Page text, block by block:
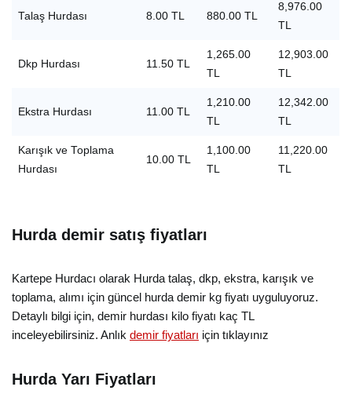
Talaş Hurdası 8.00 TL 880.00 TL
8,976.00
TL
Dkp Hurdası 11.50 TL
1,265.00
TL
12,903.00
TL
Ekstra Hurdası 11.00 TL
1,210.00
TL
12,342.00
TL
Karışık ve Toplama
Hurdası
10.00 TL
1,100.00
TL
11,220.00
TL
Hurda demir satış fiyatları
Kartepe Hurdacı olarak Hurda talaş, dkp, ekstra, karışık ve
toplama, alımı için güncel hurda demir kg fiyatı uyguluyoruz.
Detaylı bilgi için, demir hurdası kilo fiyatı kaç TL
inceleyebilirsiniz. Anlık demir fiyatları için tıklayınız
Hurda Yarı Fiyatları